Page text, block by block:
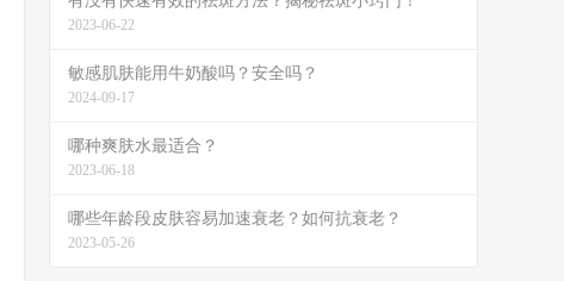
2023-06-22
敏感肌肤能用牛奶酸吗？安全吗？
2024-09-17
哪种爽肤水最适合？
2023-06-18
哪些年龄段皮肤容易加速衰老？如何抗衰老？
2023-05-26